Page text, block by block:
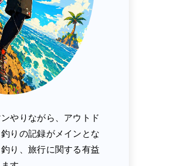
やりながら、アウトド
りの記録がメインとな
り、旅行に関する有益